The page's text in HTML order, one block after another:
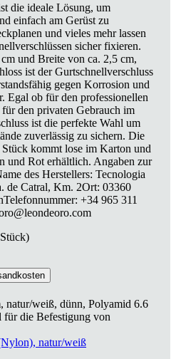
die ideale Lösung, um
einfach am Gerüst zu
und vieles mehr lassen
sicher fixieren.
und Breite von ca. 2,5 cm,
ist der Gurtschnellverschluss
gegen Korrosion und
Egal ob für den professionellen
den privaten Gebrauch im
ist die perfekte Wahl um
zuverlässig zu sichern. Die
kommt lose im Karton und
und Rot erhältlich. Angaben zur
des Herstellers: Tecnologia
de Catral, Km. 2Ort: 03360
+34 965 311
natur/weiß